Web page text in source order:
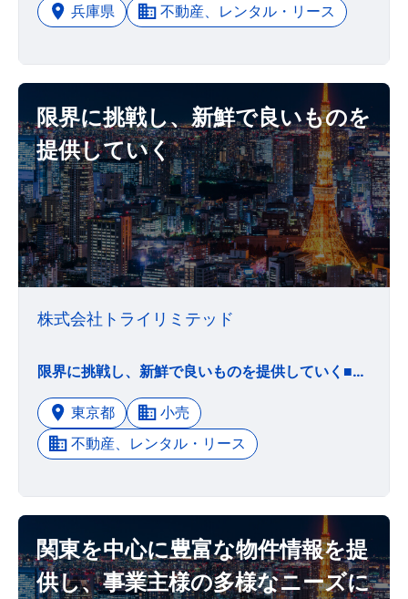
兵庫県
不動産、レンタル・リース
限界に挑戦し、新鮮で良いものを
提供していく
株式会社トライリミテッド
限界に挑戦し、新鮮で良いものを提供していく■トライリミテッドの挑戦■ ファンの皆さんと一緒にコンテンツをつくり上げ、スケールさせることを目指しています。 売上拡大を単純なる目標とする会社とは一線を画し、健全な関係性を維持しつつ事業を拡大する方法を追求します。トライリミテッド・お客様・演者が三位一体となり、皆が幸せになるエンターテインメントを提供していきます。 ~上記情報はWantedlyより抜粋しています~
東京都
小売
不動産、レンタル・リース
関東を中心に豊富な物件情報を提
供し、事業主様の多様なニーズに